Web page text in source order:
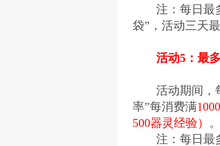
注：每日最多
袋”，活动三天
活动5：最多
活动期间，每
率”每消费满
500器灵经验）
注：每日最多